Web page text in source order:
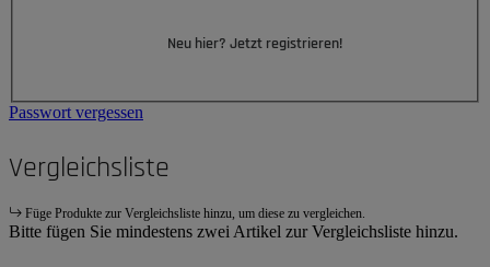
Neu hier? Jetzt registrieren!
Passwort vergessen
Vergleichsliste
Füge Produkte zur Vergleichsliste hinzu, um diese zu vergleichen.
Bitte fügen Sie mindestens zwei Artikel zur Vergleichsliste hinzu.